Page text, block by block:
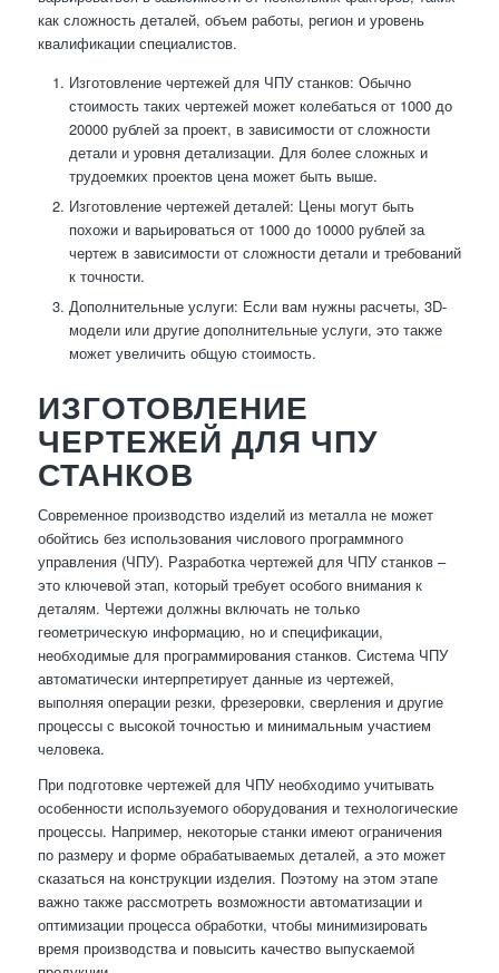
как сложность деталей, объем работы, регион и уровень
квалификации специалистов.
Изготовление чертежей для ЧПУ станков: Обычно
стоимость таких чертежей может колебаться от 1000 до
20000 рублей за проект, в зависимости от сложности
детали и уровня детализации. Для более сложных и
трудоемких проектов цена может быть выше.
Изготовление чертежей деталей: Цены могут быть
похожи и варьироваться от 1000 до 10000 рублей за
чертеж в зависимости от сложности детали и требований
к точности.
Дополнительные услуги: Если вам нужны расчеты, 3D-
модели или другие дополнительные услуги, это также
может увеличить общую стоимость.
ИЗГОТОВЛЕНИЕ
ЧЕРТЕЖЕЙ ДЛЯ ЧПУ
СТАНКОВ
Современное производство изделий из металла не может
обойтись без использования числового программного
управления (ЧПУ). Разработка чертежей для ЧПУ станков –
это ключевой этап, который требует особого внимания к
деталям. Чертежи должны включать не только
геометрическую информацию, но и спецификации,
необходимые для программирования станков. Система ЧПУ
автоматически интерпретирует данные из чертежей,
выполняя операции резки, фрезеровки, сверления и другие
процессы с высокой точностью и минимальным участием
человека.
При подготовке чертежей для ЧПУ необходимо учитывать
особенности используемого оборудования и технологические
процессы. Например, некоторые станки имеют ограничения
по размеру и форме обрабатываемых деталей, а это может
сказаться на конструкции изделия. Поэтому на этом этапе
важно также рассмотреть возможности автоматизации и
оптимизации процесса обработки, чтобы минимизировать
время производства и повысить качество выпускаемой